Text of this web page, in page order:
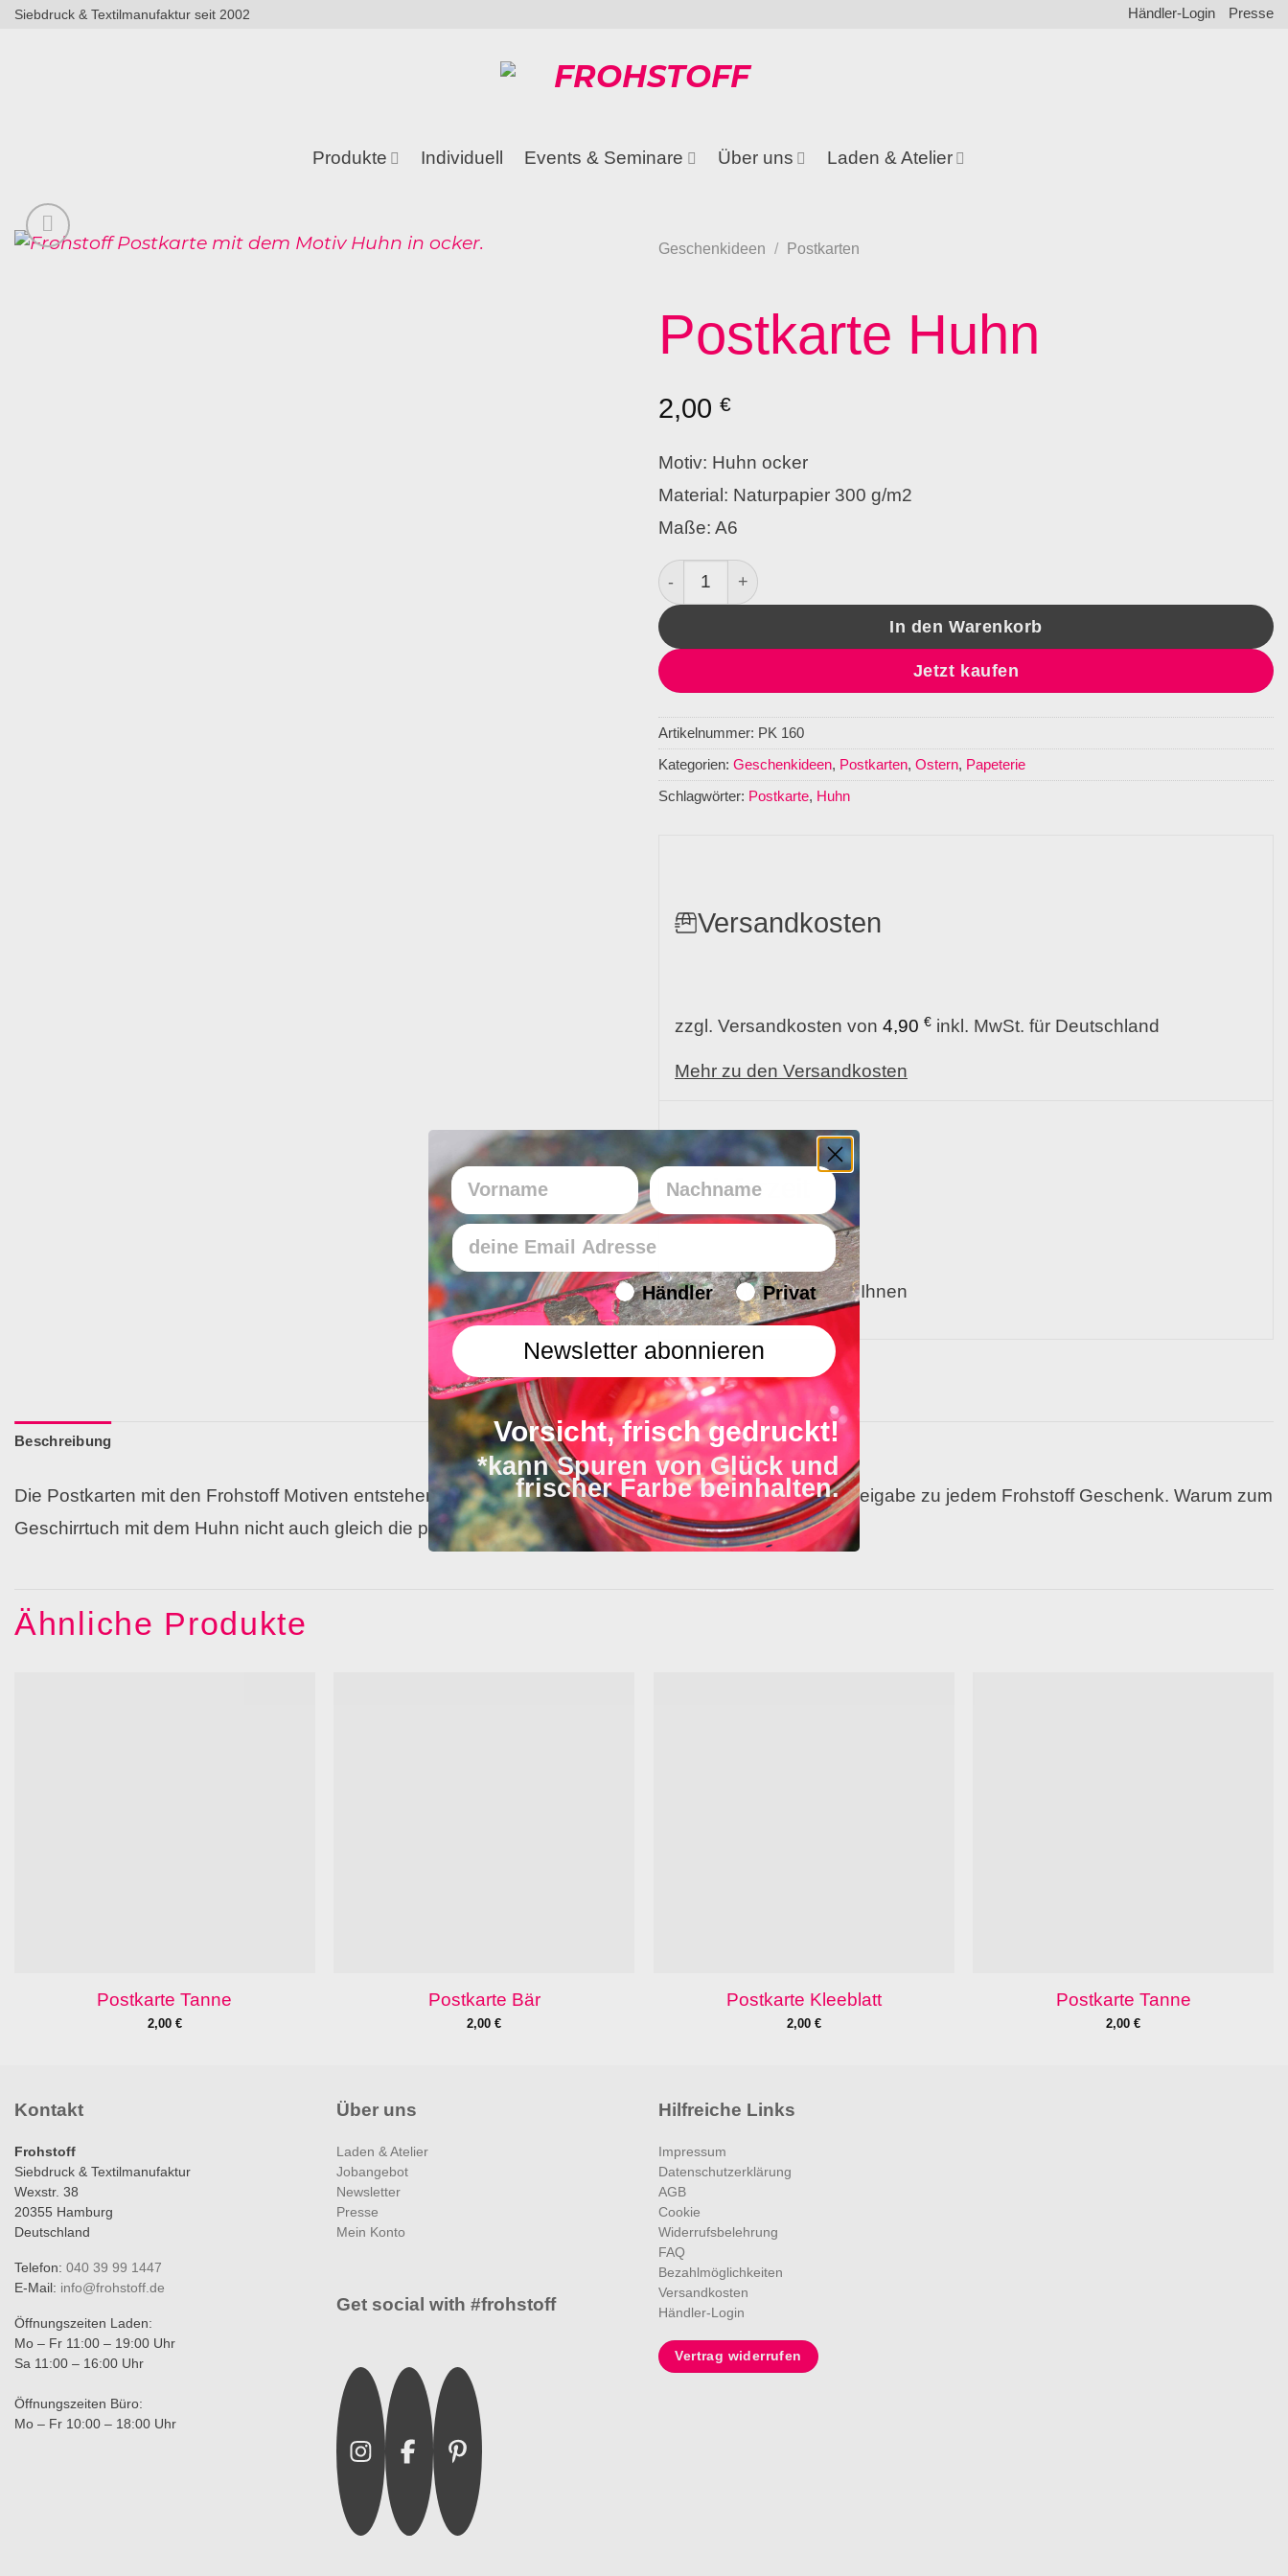
Zum
Siebdruck & Textilmanufaktur seit 2002 Händler-Login Presse
Produkte Individuell Events & Seminare Über uns Laden & Atelier
Geschenkideen / Postkarten
Postkarte Huhn
2,00 €
Motiv: Huhn ocker
Material: Naturpapier 300 g/m2
Maße: A6
Postkarte Huhn Menge
In den Warenkorb
Jetzt kaufen
Artikelnummer: PK 160
Kategorien: Geschenkideen, Postkarten, Ostern, Papeterie
Schlagwörter: Postkarte, Huhn
Versandkosten
zzgl. Versandkosten von 4,90 € inkl. MwSt. für Deutschland
Mehr zu den Versandkosten
Lieferzeit
In 1 - 4 Werktagen bei Ihnen
Beschreibung
Die Postkarten mit den Frohstoff Motiven entstehen im Digitaldruck. Das macht sie zu einer perfekten Beigabe zu jedem Frohstoff Geschenk. Warum zum
Geschirrtuch mit dem Huhn nicht auch gleich die passende Karte dazu schreiben.
Ähnliche Produkte
Postkarte Tanne
2,00 €
Postkarte Bär
2,00€
Postkarte Kleeblatt
2,00 €
Postkarte Tanne
2,00€
Kontakt
Frohstoff
Siebdruck & Textilmanufaktur
Wexstr. 38
20355 Hamburg
Deutschland
Telefon: 040 39 99 1447
E-Mail: info@frohstoff.de
Öffnungszeiten Laden:
Mo – Fr 11:00 – 19:00 Uhr
Sa 11:00 – 16:00 Uhr
Öffnungszeiten Büro:
Mo – Fr 10:00 – 18:00 Uhr
Über uns
Laden & Atelier
Jobangebot
Newsletter
Presse
Mein Konto
Get social with #frohstoff
InstagramFacebookPinterest
Hilfreiche Links
Impressum
Datenschutzerklärung
AGB
Cookie
Widerrufsbelehrung
FAQ
Bezahlmöglichkeiten
Versandkosten
Händler-Login
Vertrag widerrufen
Vorname Nachname
Email
Endverbraucher/Haendler
Händler Privat
Newsletter abonnieren
Vorsicht, frisch gedruckt!
*kann Spuren von Glück und
frischer Farbe beinhalten.